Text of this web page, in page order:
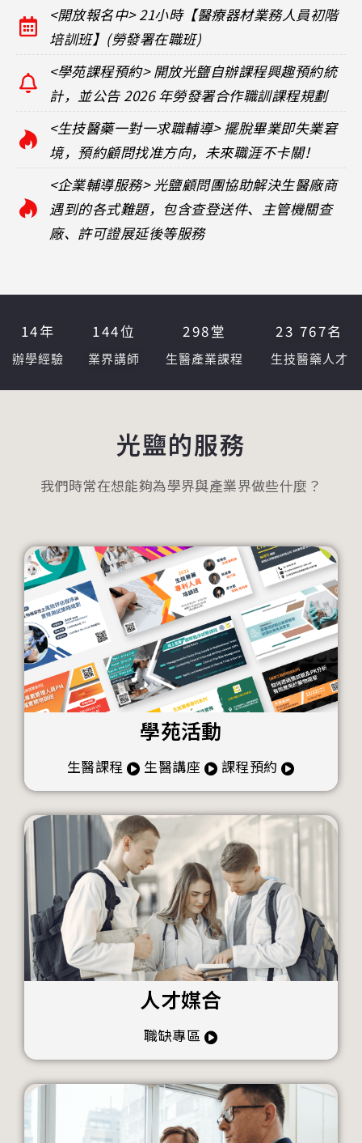
<開放報名中> 21小時【醫療器材業務人員初階
培訓班】(勞發署在職班)
<學苑課程預約> 開放光鹽自辦課程興趣預約統
計，並公告 2026 年勞發署合作職訓課程規劃
<生技醫藥一對一求職輔導> 擺脫畢業即失業窘
境，預約顧問找准方向，未來職涯不卡關！
<企業輔導服務> 光鹽顧問團協助解決生醫廠商
遇到的各式難題，包含查登送件、主管機關查
廠、許可證展延後等服務
辦學經驗
14年
業界講師
144位
生醫產業課程
298堂
生技醫藥人才
23 767名
光鹽的服務
我們時常在想能夠為學界與產業界做些什麼？
學苑活動
生醫課程 生醫講座 課程預約
人才媒合
職缺專區